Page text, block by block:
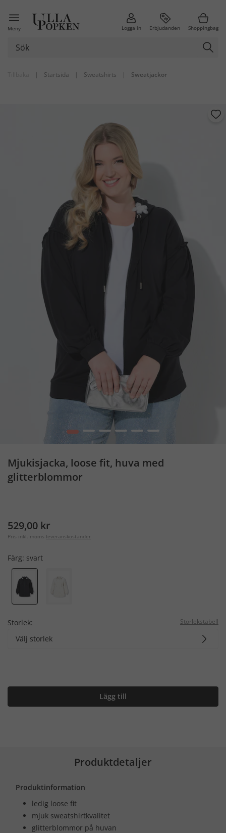
Meny Logga in Erbjudanden Shoppingbag
| Startsida | Sweatshirts | Sweatjackor
1 2 3 4 5 6
Mjukisjacka, loose fit, huva med
glitterblommor
529,00 kr
Pris inkl. moms leveranskostander
Färg: svart
Storlek: Storlekstabell
Välj storlek
Lägg till
Produktdetaljer
Produktinformation
ledig loose fit
mjuk sweatshirtkvalitet
glitterblommor på huvan